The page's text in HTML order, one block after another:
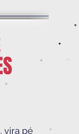
vira pé